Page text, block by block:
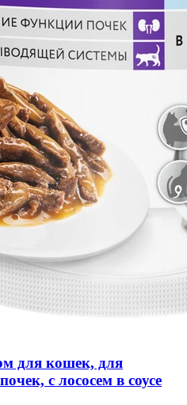
для кошек, для
с лососем в соусе